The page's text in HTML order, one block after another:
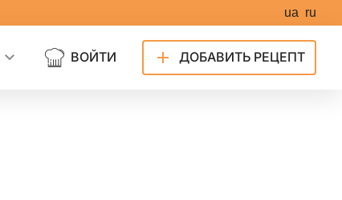
ua ru
ВОЙТИ ДОБАВИТЬ РЕЦЕПТ